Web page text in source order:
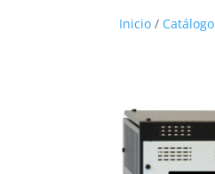
Inicio / Catálogo